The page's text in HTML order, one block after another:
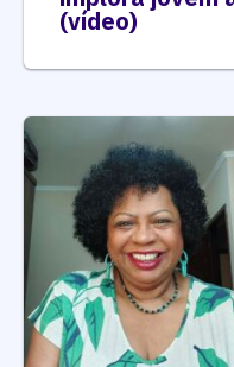
(vídeo)